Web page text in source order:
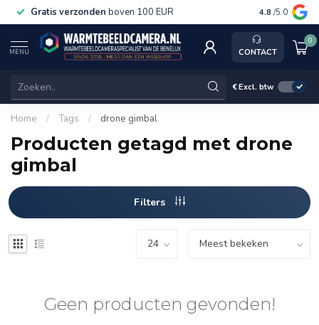
Gratis verzonden boven 100 EUR Service,
4.8 /5.0
MENU CONTACT
0
€Excl. btw
Home / Tags / drone gimbal
Producten getagd met drone
gimbal
Filters
Geen producten gevonden!